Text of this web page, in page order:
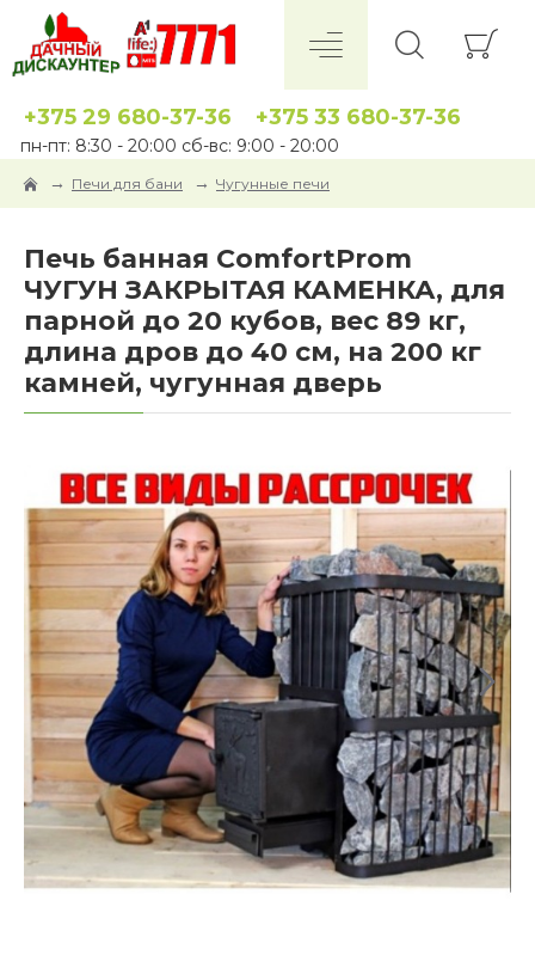
+375 29 680-37-36 +375 33 680-37-36
пн-пт: 8:30 - 20:00 сб-вс: 9:00 - 20:00
Печи для бани Чугунные печи
Печь банная ComfortProm
ЧУГУН ЗАКРЫТАЯ КАМЕНКА, для
парной до 20 кубов, вес 89 кг,
длина дров до 40 см, на 200 кг
камней, чугунная дверь